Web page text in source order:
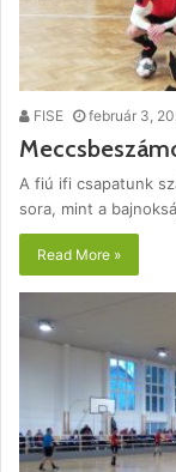
FISE február 3,
A fiú ifi csapatunk
sora, mint a
Read More »